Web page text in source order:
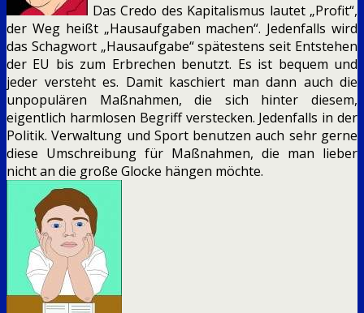
Das Credo des Kapitalismus lautet „Profit“,
der Weg heißt „Hausaufgaben machen“. Jedenfalls wird
das Schagwort „Hausaufgabe“ spätestens seit Entstehen
der EU bis zum Erbrechen benutzt. Es ist bequem und
jeder versteht es. Damit kaschiert man dann auch die
unpopulären Maßnahmen, die sich hinter diesem,
eigentlich harmlosen Begriff verstecken. Jedenfalls in der
Politik. Verwaltung und Sport benutzen auch sehr gerne
diese Umschreibung für Maßnahmen, die man lieber
nicht an die große Glocke hängen möchte.